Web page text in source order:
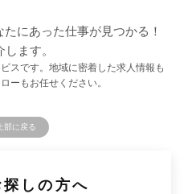
にあった仕事が見つかる！
ます。
スです。地域に密着した求人情報も
ーもお任せください。
部に戻る
しの方へ